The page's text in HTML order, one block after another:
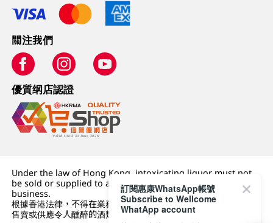
關注我們
優質纲店認證
Under the law of Hong Kong, intoxicating liquor must not
be sold or supplied to a minor (under 18) in the course of
business.
根據香港法律，不得在業務過程中，向未成年人 (18 歲以下人士)
售賣或供應令人醺醉的酒類。
訂閱惠康WhatsApp帳號
Subscribe to Wellcome
WhatApp account